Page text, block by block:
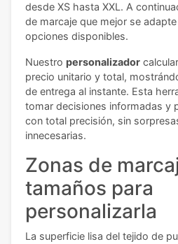
desde XS hasta XXL. A
de marcaje que mejor se
opciones disponibles.
Nuestro personalizador
precio unitario y total,
de entrega al instante. Esta
tomar decisiones informadas y
con total precisión, sin
innecesarias.
Zonas de
tamaños para
personalizarla
La superficie lisa del tejido de